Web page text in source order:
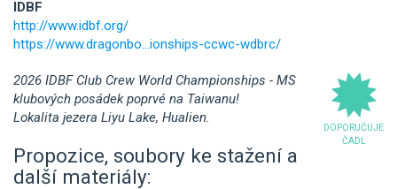
IDBF
http://www.idbf.org/
https://www.dragonbo...ionships-ccwc-wdbrc/
DOPORUČUJE
ČADL
2026 IDBF Club Crew World Championships - MS
klubových posádek poprvé na Taiwanu!
Lokalita jezera Liyu Lake, Hualien.
Propozice, soubory ke stažení a
další materiály: